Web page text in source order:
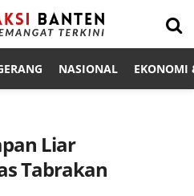
NASIONAL EKONOMI
Liar
Tabrakan